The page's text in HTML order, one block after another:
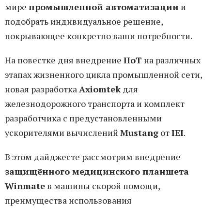
мире промышленной автоматизации и
подобрать индивидуальное решение,
покрывающее конкретно ваши потребности.
На повестке дня внедрение IIoT на различных
этапах жизненного цикла промышленной сети,
новая разработкаAxiomtekдля
железнодорожного транспорта и комплект
разработчика с предустановленными
ускорителями вычислений Mustang отIEI.
В этом дайджесте рассмотрим внедрение
защищённого медицинского планшета
Winmate в машины скорой помощи,
преимущества использования